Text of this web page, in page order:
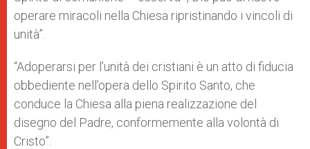
operare miracoli nella Chiesa ripristinando i vincoli di
unità”.
“Adoperarsi per l’unità dei cristiani è un atto di fiducia
obbediente nell’opera dello Spirito Santo, che
conduce la Chiesa alla piena realizzazione del
disegno del Padre, conformemente alla volontà di
Cristo”.